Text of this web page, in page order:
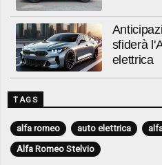
sfiderà
elettrica
TAGS
alfa romeo auto elettrica
Alfa Romeo Stelvio